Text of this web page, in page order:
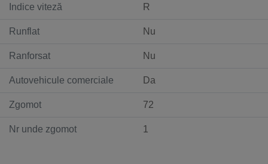
Indice viteză R
Runflat Nu
Ranforsat Nu
Autovehicule comerciale Da
Zgomot 72
Nr unde zgomot 1